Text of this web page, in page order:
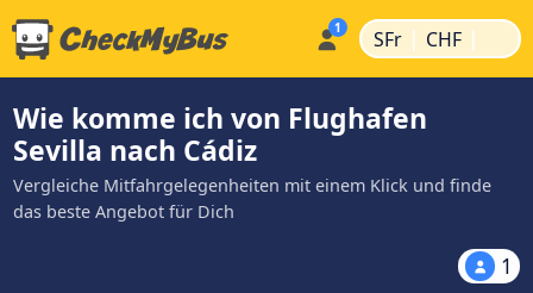
SFr | CHF |
Wie komme ich von Flughafen
Sevilla nach Cádiz
Vergleiche Mitfahrgelegenheiten mit einem Klick und finde
das beste Angebot für Dich
1